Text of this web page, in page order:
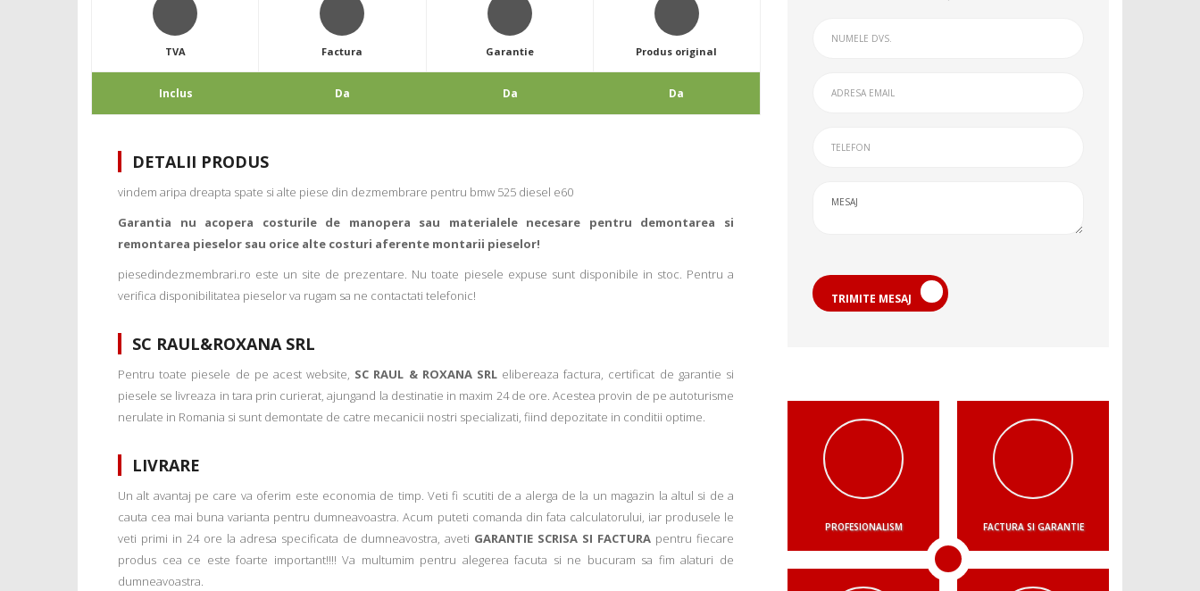
TVA
Inclus
Factura
Da
Garantie
Da
Produs original
Da
DETALII PRODUS
vindem aripa dreapta spate si alte piese din dezmembrare pentru bmw 525 diesel e60
Garantia nu acopera costurile de manopera sau materialele necesare pentru demontarea si
remontarea pieselor sau orice alte costuri aferente montarii pieselor!
piesedindezmembrari.ro este un site de prezentare. Nu toate piesele expuse sunt disponibile in stoc. Pentru a
verifica disponibilitatea pieselor va rugam sa ne contactati telefonic!
SC RAUL&ROXANA SRL
Pentru toate piesele de pe acest website, SC RAUL & ROXANA SRLelibereaza factura, certificat de garantie si
piesele se livreaza in tara prin curierat, ajungand la destinatie in maxim 24 de ore. Acestea provin de pe autoturisme
nerulate in Romania si sunt demontate de catre mecanicii nostri specializati, fiind depozitate in conditii optime.
LIVRARE
Un alt avantaj pe care va oferim este economia de timp. Veti fi scutiti de a alerga de la un magazin la altul si de a
cauta cea mai buna varianta pentru dumneavoastra. Acum puteti comanda din fata calculatorului, iar produsele le
veti primi in 24 ore la adresa specificata de dumneavostra, aveti GARANTIE SCRISA SI FACTURA pentru fiecare
produs cea ce este foarte important!!!! Va multumim pentru alegerea facuta si ne bucuram sa fim alaturi de
dumneavoastra.
TRIMITE MESAJ
PROFESIONALISM FACTURA SI GARANTIE